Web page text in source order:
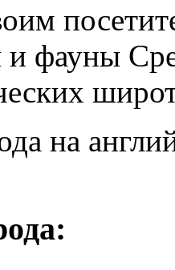
фауны
на